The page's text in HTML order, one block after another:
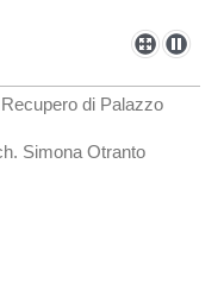
di Palazzo
Simona Otranto